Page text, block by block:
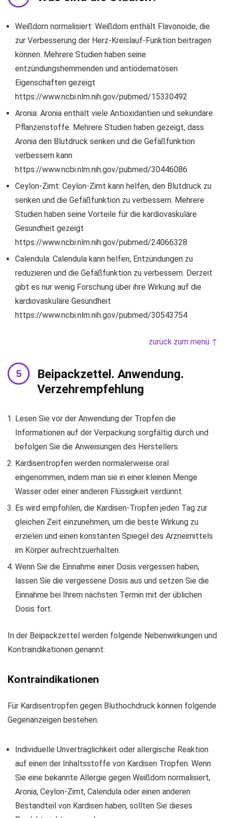
Weißdorn normalisiert: Weißdorn enthält Flavonoide, die
zur Verbesserung der Herz-Kreislauf-Funktion beitragen
können. Mehrere Studien haben seine
entzündungshemmenden und antiödematösen
Eigenschaften gezeigt
https://www.ncbi.nlm.nih.gov/pubmed/15330492
Aronia: Aronia enthält viele Antioxidantien und sekundäre
Pflanzenstoffe. Mehrere Studien haben gezeigt, dass
Aronia den Blutdruck senken und die Gefäßfunktion
verbessern kann
https://www.ncbi.nlm.nih.gov/pubmed/30446086
Ceylon-Zimt: Ceylon-Zimt kann helfen, den Blutdruck zu
senken und die Gefäßfunktion zu verbessern. Mehrere
Studien haben seine Vorteile für die kardiovaskuläre
Gesundheit gezeigt
https://www.ncbi.nlm.nih.gov/pubmed/24066328
Calendula: Calendula kann helfen, Entzündungen zu
reduzieren und die Gefäßfunktion zu verbessern. Derzeit
gibt es nur wenig Forschung über ihre Wirkung auf die
kardiovaskuläre Gesundheit
https://www.ncbi.nlm.nih.gov/pubmed/30543754
zurück zum menü ↑
Beipackzettel. Anwendung.
Verzehrempfehlung
Lesen Sie vor der Anwendung der Tropfen die
Informationen auf der Verpackung sorgfältig durch und
befolgen Sie die Anweisungen des Herstellers.
Kardisentropfen werden normalerweise oral
eingenommen, indem man sie in einer kleinen Menge
Wasser oder einer anderen Flüssigkeit verdünnt.
Es wird empfohlen, die Kardisen-Tropfen jeden Tag zur
gleichen Zeit einzunehmen, um die beste Wirkung zu
erzielen und einen konstanten Spiegel des Arzneimittels
im Körper aufrechtzuerhalten.
Wenn Sie die Einnahme einer Dosis vergessen haben,
lassen Sie die vergessene Dosis aus und setzen Sie die
Einnahme bei Ihrem nächsten Termin mit der üblichen
Dosis fort.
In der Beipackzettel werden folgende Nebenwirkungen und
Kontraindikationen genannt:
Kontraindikationen
Für Kardisentropfen gegen Bluthochdruck können folgende
Gegenanzeigen bestehen:
Individuelle Unverträglichkeit oder allergische Reaktion
auf einen der Inhaltsstoffe von Kardisen Tropfen. Wenn
Sie eine bekannte Allergie gegen Weißdorn normalisiert,
Aronia, Ceylon-Zimt, Calendula oder einen anderen
Bestandteil von Kardisen haben, sollten Sie dieses